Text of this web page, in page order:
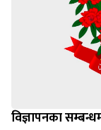
विज्ञापनका